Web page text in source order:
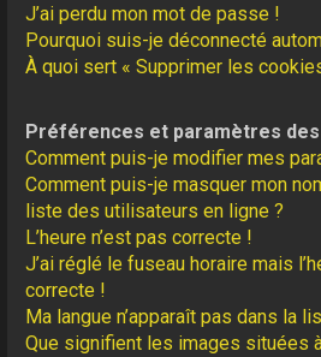
J’ai perdu mon mot de passe !
Pourquoi suis-je déconnecté
À quoi sert « Supprimer les
Préférences et paramètres
Comment puis-je modifier mes
Comment puis-je masquer mon
liste des utilisateurs en ligne ?
L’heure n’est pas correcte !
J’ai réglé le fuseau horaire mais
correcte !
Ma langue n’apparaît pas dans la
Que signifient les images situées